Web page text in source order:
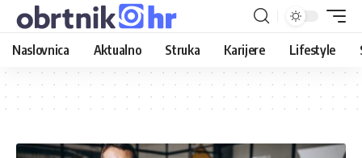
Naslovnica Aktualno Struka Karijere Lifestyle